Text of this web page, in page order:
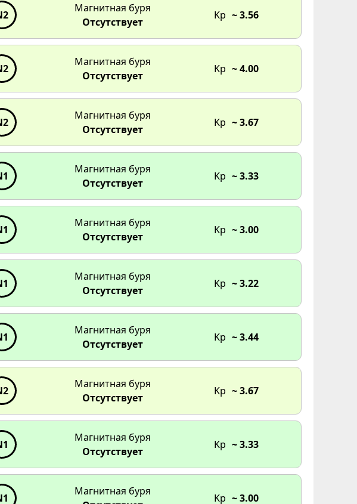
Магнитная буря
Отсутствует
Kp ~ 3.56
Магнитная буря
Отсутствует
Kp ~ 4.00
Магнитная буря
Отсутствует
Kp ~ 3.67
Магнитная буря
Отсутствует
Kp ~ 3.33
Магнитная буря
Отсутствует
Kp ~ 3.00
Магнитная буря
Отсутствует
Kp ~ 3.22
Магнитная буря
Отсутствует
Kp ~ 3.44
Магнитная буря
Отсутствует
Kp ~ 3.67
Магнитная буря
Отсутствует
Kp ~ 3.33
Магнитная буря
Kp ~ 3.00